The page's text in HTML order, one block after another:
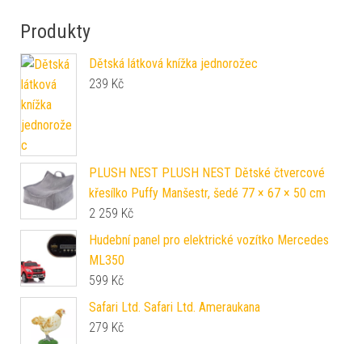
Produkty
Dětská látková knížka jednorožec
239 Kč
PLUSH NEST PLUSH NEST Dětské čtvercové
křesílko Puffy Manšestr, šedé 77 × 67 × 50 cm
2 259 Kč
Hudební panel pro elektrické vozítko Mercedes
ML350
599 Kč
Safari Ltd. Safari Ltd. Ameraukana
279 Kč